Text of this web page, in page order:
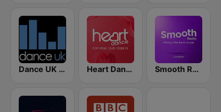
Dance UK Radio Heart Dance Smooth Radio London